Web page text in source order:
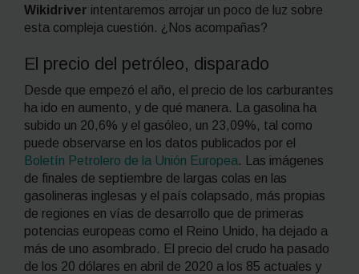
Wikidriver intentaremos arrojar un poco de luz sobre
esta compleja cuestión. ¿Nos acompañas?
El precio del petróleo, disparado
Desde que empezó el año, el precio de los carburantes
ha ido en aumento, y de qué manera. La gasolina ha
subido un 20,6% y el gasóleo, un 23,09%, tal como
puede observarse en los datos publicados por el
Boletín Petrolero de la Unión Europea. Las imágenes
de finales de septiembre de largas colas en las
gasolineras inglesas y el país colapsado, más propias
de regiones en vías de desarrollo que de primeras
potencias europeas como el Reino Unido, ha dejado a
más de uno asombrado. El precio del crudo ha pasado
de los 20 dólares en abril de 2020 a los 85 actuales y